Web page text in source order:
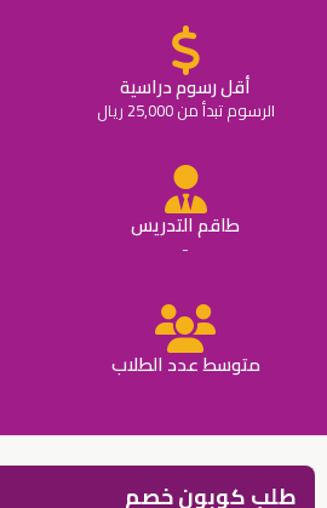
أقل رسوم دراسية
الرسوم تبدأ من 25,000 ريال
طاقم التدريس
-
متوسط عدد الطلاب
طلب كوبون خصم